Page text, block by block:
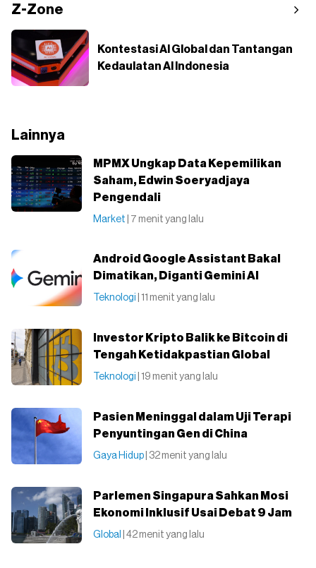
Z-Zone
Kontestasi AI Global dan Tantangan
Kedaulatan AI Indonesia
Lainnya
MPMX Ungkap Data Kepemilikan
Saham, Edwin Soeryadjaya
Pengendali
Market | 7 menit yang lalu
Android Google Assistant Bakal
Dimatikan, Diganti Gemini AI
Teknologi | 11 menit yang lalu
Investor Kripto Balik ke Bitcoin di
Tengah Ketidakpastian Global
Teknologi | 19 menit yang lalu
Pasien Meninggal dalam Uji Terapi
Penyuntingan Gen di China
Gaya Hidup | 32 menit yang lalu
Parlemen Singapura Sahkan Mosi
Ekonomi Inklusif Usai Debat 9 Jam
Global | 42 menit yang lalu